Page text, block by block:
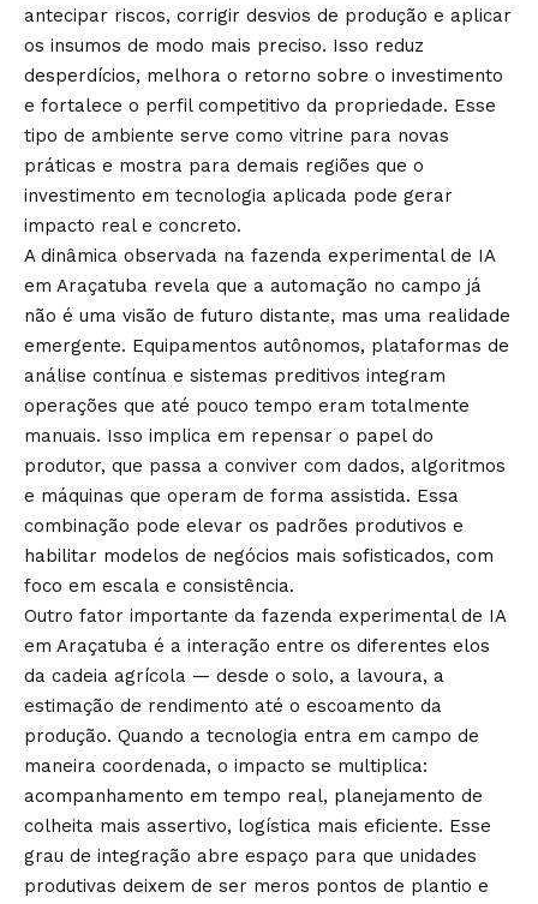
antecipar riscos, corrigir desvios de produção e aplicar
os insumos de modo mais preciso. Isso reduz
desperdícios, melhora o retorno sobre o investimento
e fortalece o perfil competitivo da propriedade. Esse
tipo de ambiente serve como vitrine para novas
práticas e mostra para demais regiões que o
investimento em tecnologia aplicada pode gerar
impacto real e concreto.
A dinâmica observada na fazenda experimental de IA
em Araçatuba revela que a automação no campo já
não é uma visão de futuro distante, mas uma realidade
emergente. Equipamentos autônomos, plataformas de
análise contínua e sistemas preditivos integram
operações que até pouco tempo eram totalmente
manuais. Isso implica em repensar o papel do
produtor, que passa a conviver com dados, algoritmos
e máquinas que operam de forma assistida. Essa
combinação pode elevar os padrões produtivos e
habilitar modelos de negócios mais sofisticados, com
foco em escala e consistência.
Outro fator importante da fazenda experimental de IA
em Araçatuba é a interação entre os diferentes elos
da cadeia agrícola — desde o solo, a lavoura, a
estimação de rendimento até o escoamento da
produção. Quando a tecnologia entra em campo de
maneira coordenada, o impacto se multiplica:
acompanhamento em tempo real, planejamento de
colheita mais assertivo, logística mais eficiente. Esse
grau de integração abre espaço para que unidades
produtivas deixem de ser meros pontos de plantio e